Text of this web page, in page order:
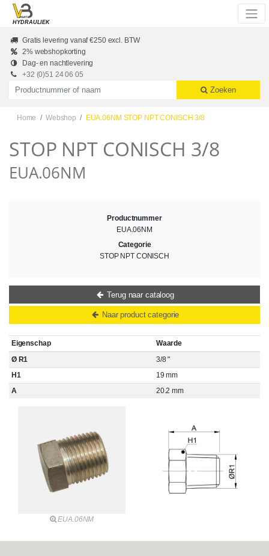
Skip to main content
HYDRAULIEK
Gratis levering vanaf €250 excl. BTW
2% webshopkorting
Dag- en nachtlevering
+32 (0)51 24 06 05
Productnummer of naam
Zoeken
Home Webshop EUA.06NM STOP NPT CONISCH 3/8
STOP NPT CONISCH 3/8
EUA.06NM
Eigenschap
Waarde
Ø R1
3/8 "
H1
19 mm
A
20.2 mm
EUA.06NM
Productnummer
EUA.06NM
Categorie
STOP NPT CONISCH
Terug naar cataloog
Naar product categorie